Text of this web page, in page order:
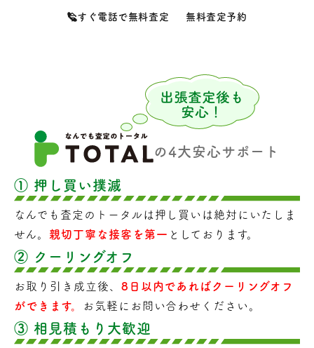
今すぐ電話で無料査定 無料査定予約
の4大安心サポート
① 押し買い撲滅
なんでも査定のトータルは押し買いは絶対にいたしま
せん。 親切丁寧な接客を第一 としております。
② クーリングオフ
お取り引き成立後、 8日以内であればクーリングオフ
ができます。
お気軽にお問い合わせください。
③ 相見積もり大歓迎